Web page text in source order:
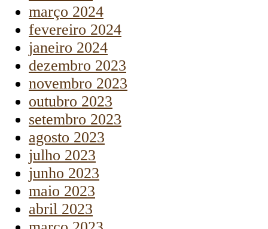
março 2024
fevereiro 2024
janeiro 2024
dezembro 2023
novembro 2023
outubro 2023
setembro 2023
agosto 2023
julho 2023
junho 2023
maio 2023
abril 2023